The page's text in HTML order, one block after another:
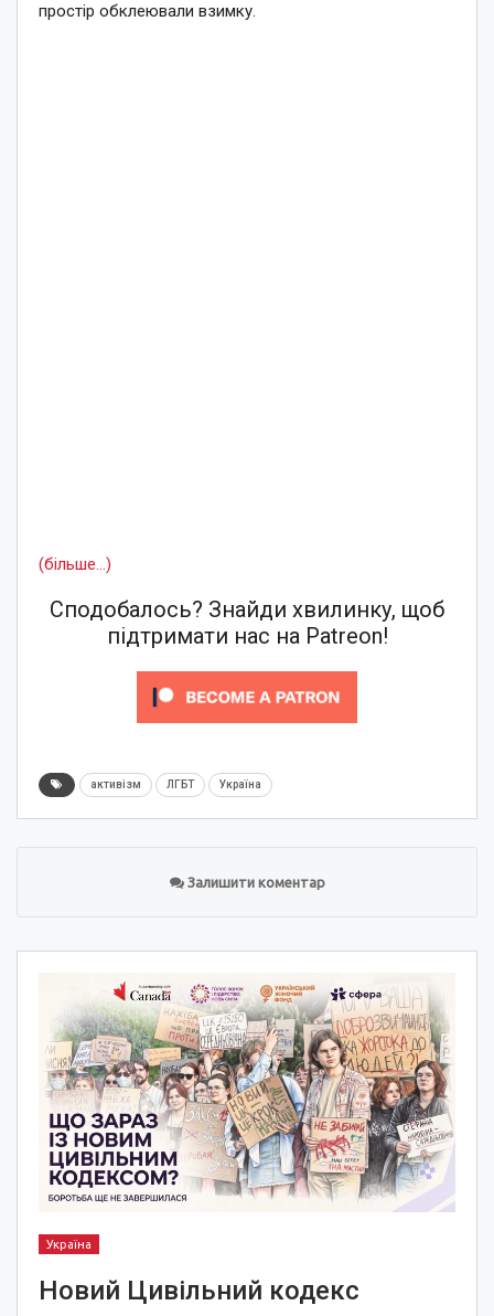
простір обклеювали взимку.
(більше…)
Сподобалось? Знайди хвилинку, щоб
підтримати нас на Patreon!
активізм ЛГБТ Україна
Залишити коментар
Україна
Новий Цивільний кодекс